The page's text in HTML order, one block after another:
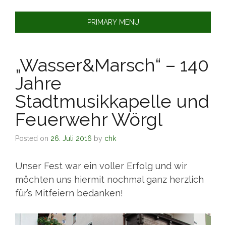
PRIMARY MENU
„Wasser&Marsch“ – 140
Jahre
Stadtmusikkapelle und
Feuerwehr Wörgl
Posted on 26. Juli 2016 by chk
Unser Fest war ein voller Erfolg und wir
möchten uns hiermit nochmal ganz herzlich
für’s Mitfeiern bedanken!